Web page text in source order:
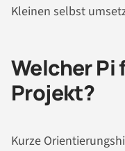
Kleinen selbst
Welcher Pi
Projekt?
Kurze